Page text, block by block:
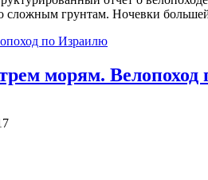
сложным грунтам. Ночевки
по Израилю
морям. Велопоход